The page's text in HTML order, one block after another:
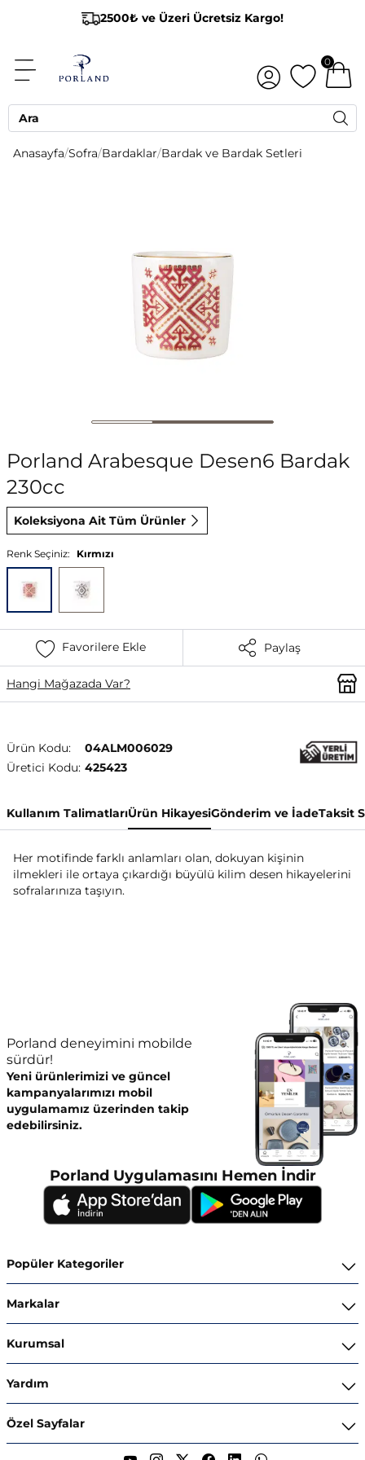
2500₺ ve Üzeri Ücretsiz Kargo!
0
Anasayfa/Sofra/Bardaklar/Bardak ve Bardak Setleri
Porland Arabesque Desen6 Bardak
230cc
Koleksiyona Ait Tüm Ürünler
Renk Seçiniz: Kırmızı
Favorilere Ekle Paylaş
Hangi Mağazada Var?
Ürün Kodu:
04ALM006029
Üretici Kodu: 425423
Kullanım TalimatlarıÜrün HikayesiGönderim ve İadeTaksit
Her motifinde farklı anlamları olan, dokuyan kişinin
ilmekleri ile ortaya çıkardığı büyülü kilim desen hikayelerini
sofralarınıza taşıyın.
Porland deneyimini mobilde
sürdür!
Yeni ürünlerimizi ve güncel
kampanyalarımızı mobil
uygulamamız üzerinden takip
edebilirsiniz.
Porland Uygulamasını Hemen İndir
Popüler Kategoriler
Kahvaltı ve İkram Takımları
Kahve ve Çay Gereçleri
Kaseler
Markalar
Superior Bone Porcelain
Ghidini Italy
Kurumsal
İnsan Kaynakları
Kataloglar
Yardım
Sipariş Takibi
Özel Sayfalar